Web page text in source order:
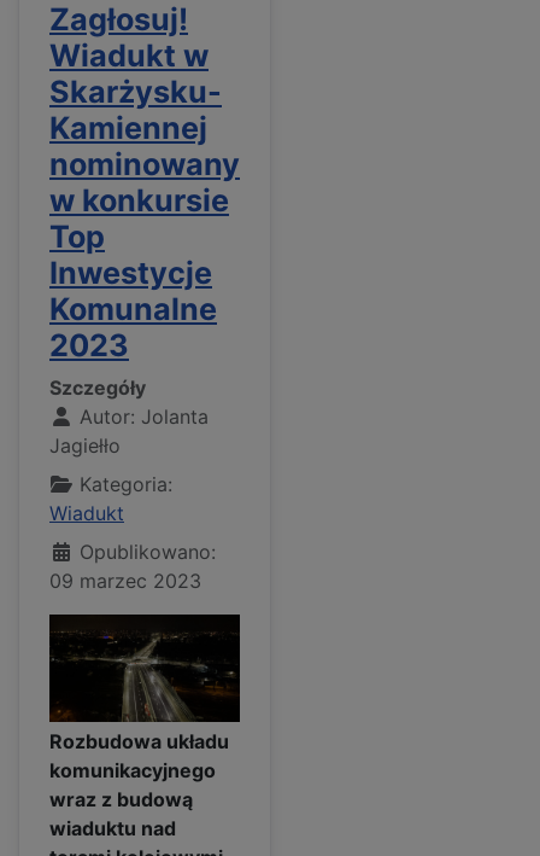
Zagłosuj!
Wiadukt w
Skarżysku-
Kamiennej
nominowany
w konkursie
Top
Inwestycje
Komunalne
2023
Szczegóły
Autor: Jolanta
Jagiełło
Kategoria:
Wiadukt
Opublikowano:
09 marzec 2023
Rozbudowa układu
komunikacyjnego
wraz z budową
wiaduktu nad